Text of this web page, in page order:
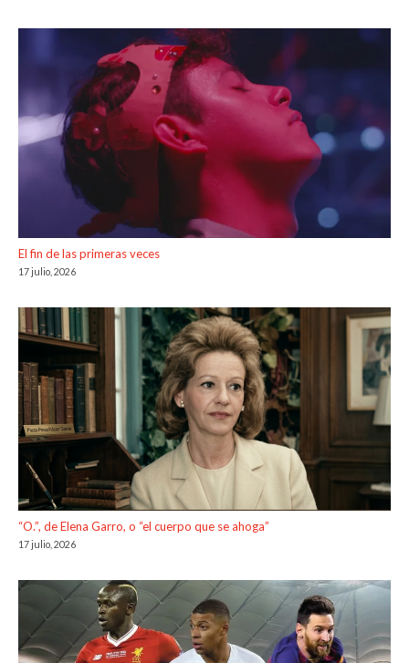
El fin de las primeras veces
17 julio, 2026
“O.”, de Elena Garro, o “el cuerpo que se ahoga”
17 julio, 2026